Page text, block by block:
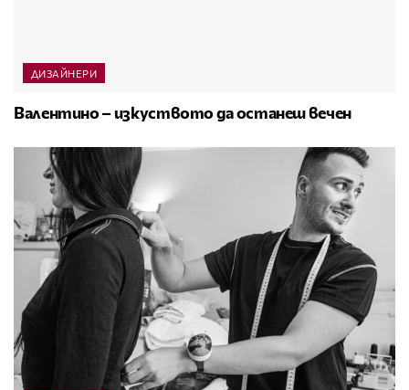
ДИЗАЙНЕРИ
Валентино – изкуството да останеш вечен